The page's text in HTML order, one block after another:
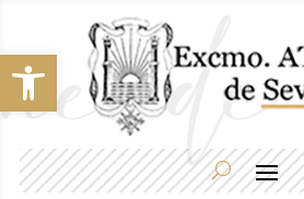
Abrir barra de herramientas